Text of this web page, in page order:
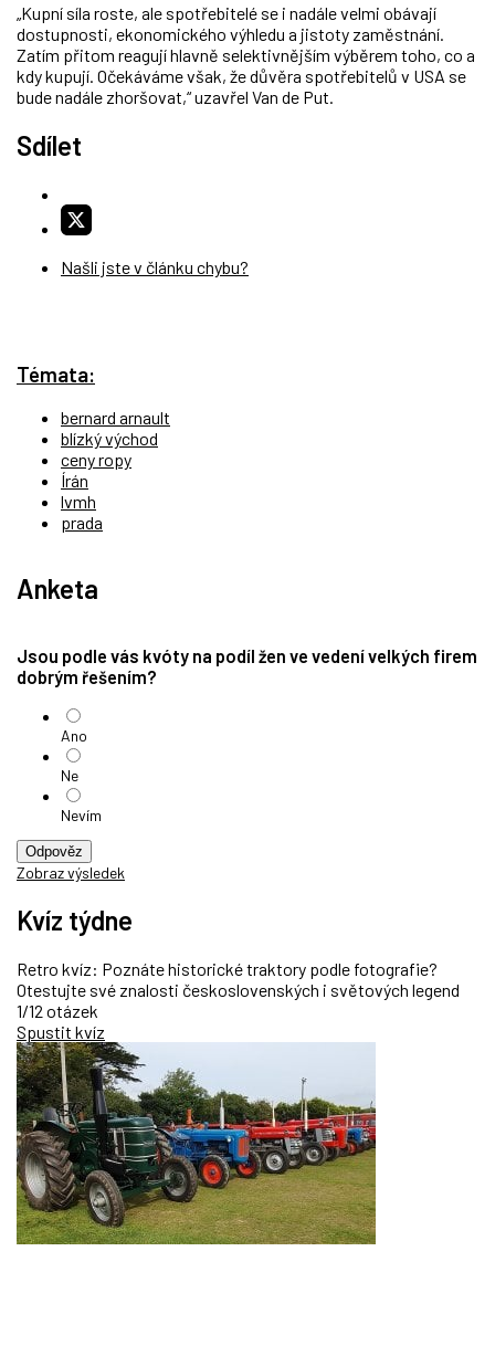
„Kupní síla roste, ale spotřebitelé se i nadále velmi obávají
dostupnosti, ekonomického výhledu a jistoty zaměstnání.
Zatím přitom reagují hlavně selektivnějším výběrem toho, co a
kdy kupují. Očekáváme však, že důvěra spotřebitelů v USA se
bude nadále zhoršovat,“ uzavřel Van de Put.
Sdílet
Našli jste v článku chybu?
Témata:
bernard arnault
blízký východ
ceny ropy
Írán
lvmh
prada
Anketa
Jsou podle vás kvóty na podíl žen ve vedení velkých firem
dobrým řešením?
Ano
Ne
Nevím
Odpověz
Zobraz výsledek
Kvíz týdne
Retro kvíz: Poznáte historické traktory podle fotografie?
Otestujte své znalosti československých i světových legend
1/12 otázek
Spustit kvíz